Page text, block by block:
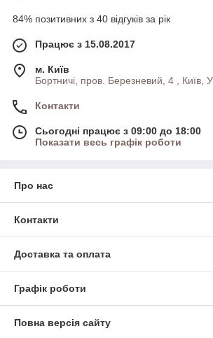
84% позитивних з 40 відгуків за рік
Працює з 15.08.2017
м. Київ
Бортничі, пров. Березневий, 4 , Київ,
Контакти
Сьогодні працює з 09:00 до 18:00
Показати весь графік роботи
Про нас
Контакти
Доставка та оплата
Графік роботи
Повна версія сайту